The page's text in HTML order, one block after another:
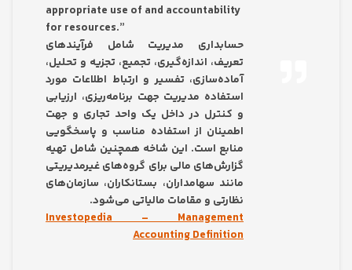
appropriate use of and accountability
for resources.”
حسابداری مدیریت شامل فرآیندهای
تعریف، اندازه‌گیری، تجمیع، تجزیه و تحلیل،
آماده‌سازی، تفسیر و ارتباط اطلاعات مورد
استفاده مدیریت جهت برنامه‌ریزی، ارزیابی
و کنترل در داخل یک واحد تجاری و جهت
اطمینان از استفاده مناسب و پاسخگویی
منابع است. این شاخه همچنین شامل تهیه
گزارش‌های مالی برای گروه‌های غیرمدیریتی
مانند سهامداران، بستانکاران، سازمان‌های
نظارتی و مقامات مالیاتی می‌شود.
Investopedia – Management
Accounting Definition